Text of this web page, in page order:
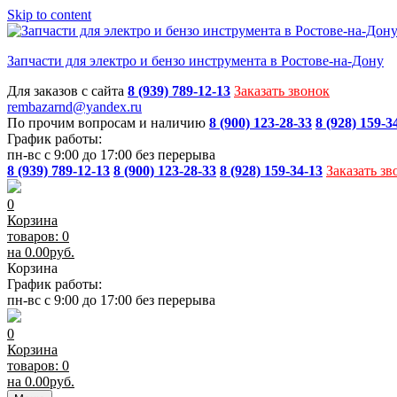
Skip to content
Запчасти для электро и бензо инструмента в Ростове-на-Дону
Для заказов с сайта 8 (939) 789-12-13 Заказать звонок
rembazarnd@yandex.ru
По прочим вопросам и наличию 8 (900) 123-28-33 8 (928) 159-
График работы:
пн-вс с 9:00 до 17:00 без перерыва
8 (939) 789-12-13 8 (900) 123-28-33 8 (928) 159-34-13 Заказать
0
Корзина
товаров: 0
на 0.00руб.
Корзина
График работы:
пн-вс с 9:00 до 17:00 без перерыва
0
Корзина
товаров: 0
на 0.00руб.